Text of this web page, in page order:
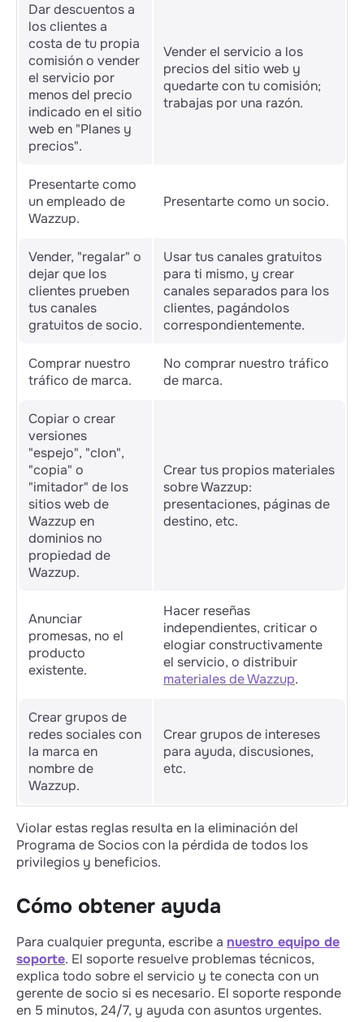
Dar descuentos a
los clientes a
costa de tu propia
comisión o vender
el servicio por
menos del precio
indicado en el sitio
web en "Planes y
precios".
Vender el servicio a los
precios del sitio web y
quedarte con tu comisión;
trabajas por una razón.
Presentarte como
un empleado de
Wazzup.
Presentarte como un socio.
Vender, "regalar" o
dejar que los
clientes prueben
tus canales
gratuitos de socio.
Usar tus canales gratuitos
para ti mismo, y crear
canales separados para los
clientes, pagándolos
correspondientemente.
Comprar nuestro
tráfico de marca.
No comprar nuestro tráfico
de marca.
Copiar o crear
versiones
"espejo", "clon",
"copia" o
"imitador" de los
sitios web de
Wazzup en
dominios no
propiedad de
Wazzup.
Crear tus propios materiales
sobre Wazzup:
presentaciones, páginas de
destino, etc.
Anunciar
promesas, no el
producto
existente.
Hacer reseñas
independientes, criticar o
elogiar constructivamente
el servicio, o distribuir
materiales de Wazzup.
Crear grupos de
redes sociales con
la marca en
nombre de
Wazzup.
Crear grupos de intereses
para ayuda, discusiones,
etc.
Violar estas reglas resulta en la eliminación del
Programa de Socios con la pérdida de todos los
privilegios y beneficios.
Cómo obtener ayuda
Para cualquier pregunta, escribe a nuestro equipo de
soporte. El soporte resuelve problemas técnicos,
explica todo sobre el servicio y te conecta con un
gerente de socio si es necesario. El soporte responde
en 5 minutos, 24/7, y ayuda con asuntos urgentes.